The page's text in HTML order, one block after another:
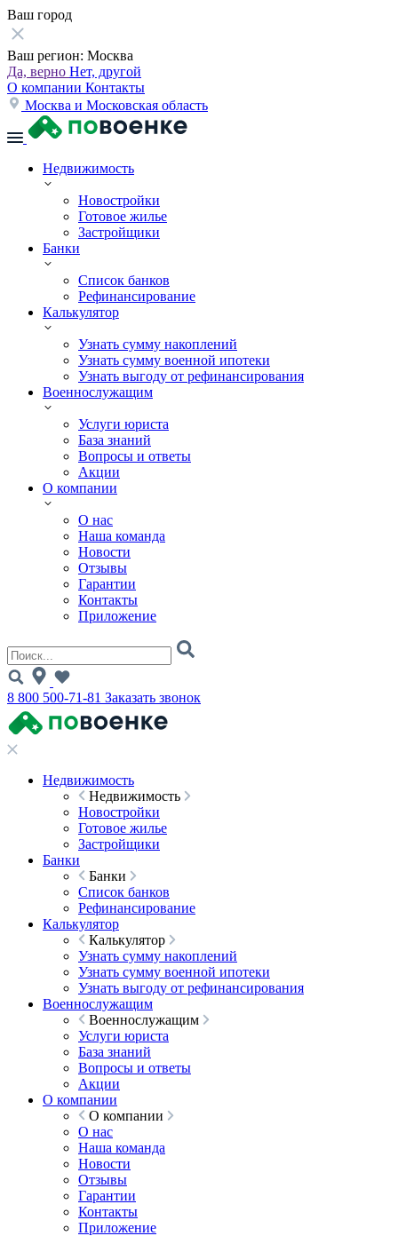
Ваш город
Ваш регион: Москва
Да, верно Нет, другой
О компании Контакты
Москва и Московская область
Недвижимость
Новостройки
Готовое жилье
Застройщики
Банки
Список банков
Рефинансирование
Калькулятор
Узнать сумму накоплений
Узнать сумму военной ипотеки
Узнать выгоду от рефинансирования
Военнослужащим
Услуги юриста
База знаний
Вопросы и ответы
Акции
О компании
О нас
Наша команда
Новости
Отзывы
Гарантии
Контакты
Приложение
8 800 500-71-81 Заказать звонок
Недвижимость
Недвижимость
Новостройки
Готовое жилье
Застройщики
Банки
Банки
Список банков
Рефинансирование
Калькулятор
Калькулятор
Узнать сумму накоплений
Узнать сумму военной ипотеки
Узнать выгоду от рефинансирования
Военнослужащим
Военнослужащим
Услуги юриста
База знаний
Вопросы и ответы
Акции
О компании
О компании
О нас
Наша команда
Новости
Отзывы
Гарантии
Контакты
Приложение